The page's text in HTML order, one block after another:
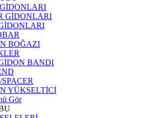
GİDONLARI
BOĞAZI
BANDI
YÜKSELTİCİ
Gör